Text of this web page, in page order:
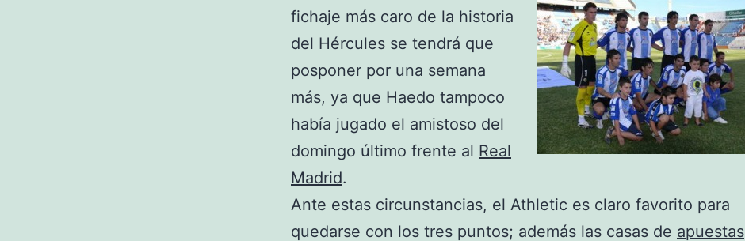
fichaje más caro de la historia
del Hércules se tendrá que
posponer por una semana
más, ya que Haedo tampoco
había jugado el amistoso del
domingo último frente al Real
Madrid.
Ante estas circunstancias, el Athletic es claro favorito para
quedarse con los tres puntos; además las casas de apuestas